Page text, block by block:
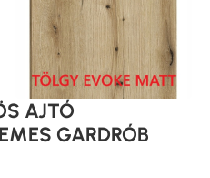
AJTÓ
GARDRÓB